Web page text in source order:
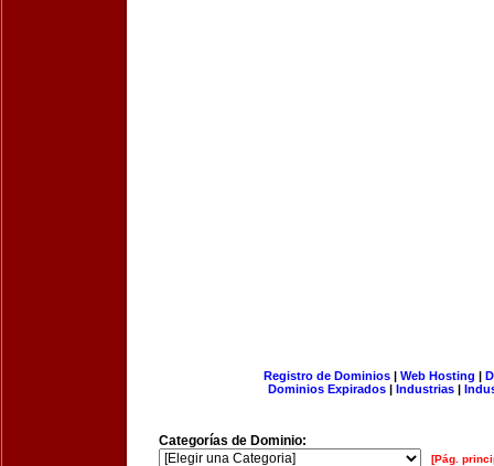
Registro de Dominios| Web Hosting |
Dominios Expirados | Industrias |
Categorías de Dominio:
[Pág.